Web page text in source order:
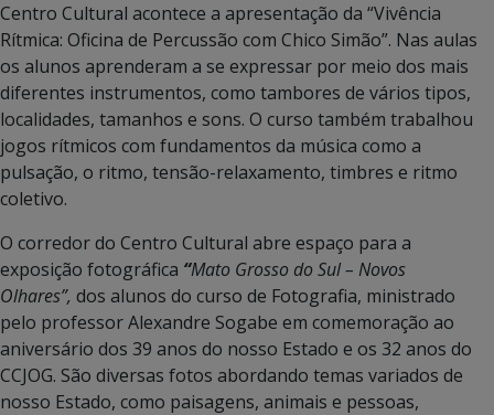
Centro Cultural acontece a apresentação da “Vivência
Rítmica: Oficina de Percussão com Chico Simão”. Nas aulas
os alunos aprenderam a se expressar por meio dos mais
diferentes instrumentos, como tambores de vários tipos,
localidades, tamanhos e sons. O curso também trabalhou
jogos rítmicos com fundamentos da música como a
pulsação, o ritmo, tensão-relaxamento, timbres e ritmo
coletivo.
O corredor do Centro Cultural abre espaço para a
exposição fotográfica “Mato Grosso do Sul – Novos
Olhares”, dos alunos do curso de Fotografia, ministrado
pelo professor Alexandre Sogabe em comemoração ao
aniversário dos 39 anos do nosso Estado e os 32 anos do
CCJOG. São diversas fotos abordando temas variados de
nosso Estado, como paisagens, animais e pessoas,